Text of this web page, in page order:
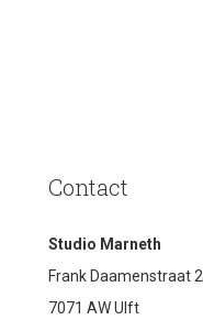
Contact
Studio Marneth
Frank Daamenstraat 2
7071 AW Ulft